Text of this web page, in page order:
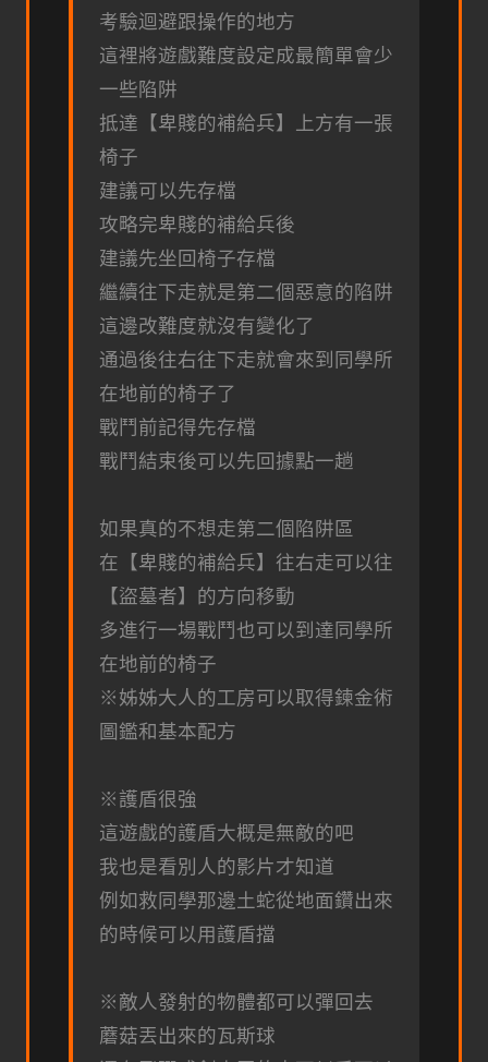
考驗迴避跟操作的地方
這裡將遊戲難度設定成最簡單會少
一些陷阱
抵達【卑賤的補給兵】上方有一張
椅子
建議可以先存檔
攻略完卑賤的補給兵後
建議先坐回椅子存檔
繼續往下走就是第二個惡意的陷阱
這邊改難度就沒有變化了
通過後往右往下走就會來到同學所
在地前的椅子了
戰鬥前記得先存檔
戰鬥結束後可以先回據點一趟
如果真的不想走第二個陷阱區
在【卑賤的補給兵】往右走可以往
【盜墓者】的方向移動
多進行一場戰鬥也可以到達同學所
在地前的椅子
※姊姊大人的工房可以取得鍊金術
圖鑑和基本配方
※護盾很強
這遊戲的護盾大概是無敵的吧
我也是看別人的影片才知道
例如救同學那邊土蛇從地面鑽出來
的時候可以用護盾擋
※敵人發射的物體都可以彈回去
蘑菇丟出來的瓦斯球